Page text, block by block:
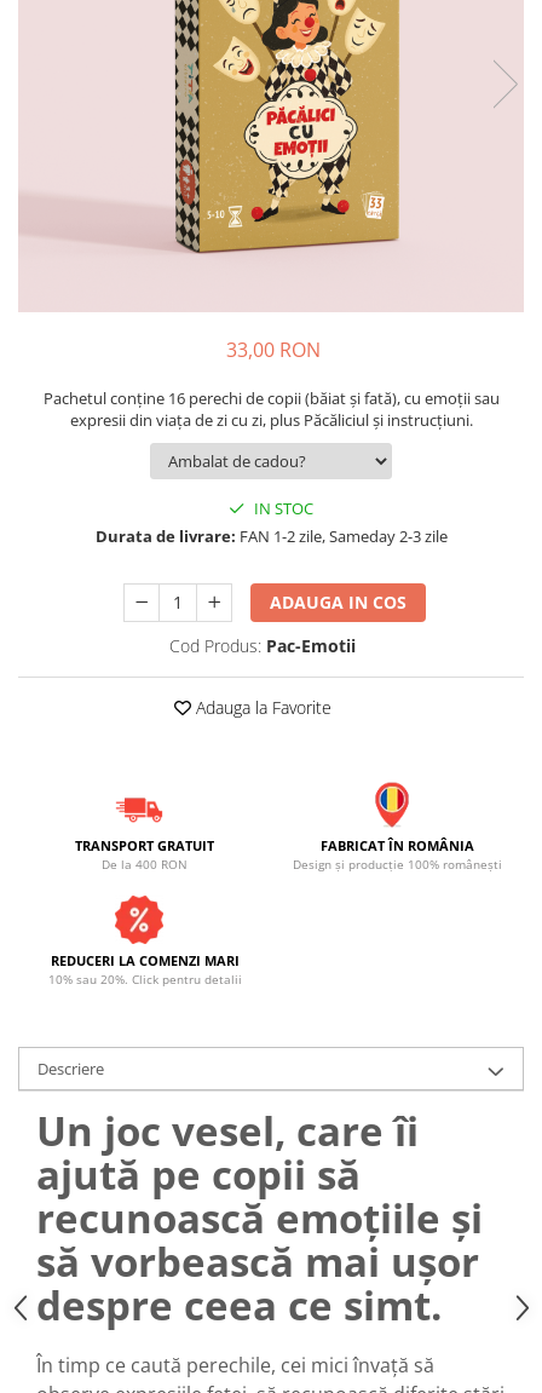
33,00 RON
Pachetul conține 16 perechi de copii (băiat și fată), cu emoții sau
expresii din viața de zi cu zi, plus Păcăliciul și instrucțiuni.
IN STOC
Durata de livrare: FAN 1-2 zile, Sameday 2-3 zile
ADAUGA IN COS
Cod Produs: Pac-Emotii
Adauga la Favorite
TRANSPORT GRATUIT
De la 400 RON
FABRICAT ÎN ROMÂNIA
Design și producție 100% românești
REDUCERI LA COMENZI MARI
10% sau 20%. Click pentru detalii
Descriere
Un joc vesel, care îi
ajută pe copii să
recunoască emoțiile și
să vorbească mai ușor
despre ceea ce simt.
În timp ce caută perechile, cei mici învață să